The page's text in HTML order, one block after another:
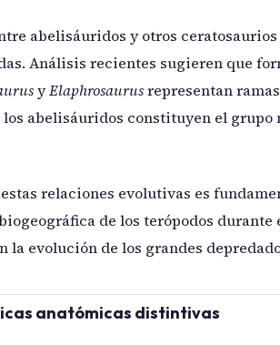
abelisáuridos y otros
Análisis recientes sugieren que
yElaphrosaurusrepresentan
abelisáuridos constituyen el
relaciones evolutivas es
de los terópodos
la evolución de los grandes
anatómicas distintivas